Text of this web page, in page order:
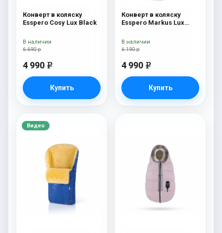
Конверт в коляску
Esspero Cosy Lux Black
6 690 р
4 990 e
Купить
В наличии
Конверт в коляску
Esspero Markus Lux
овечья шерсть) Brown
6 190 р
4 990 e
Купить
В наличии
Видео